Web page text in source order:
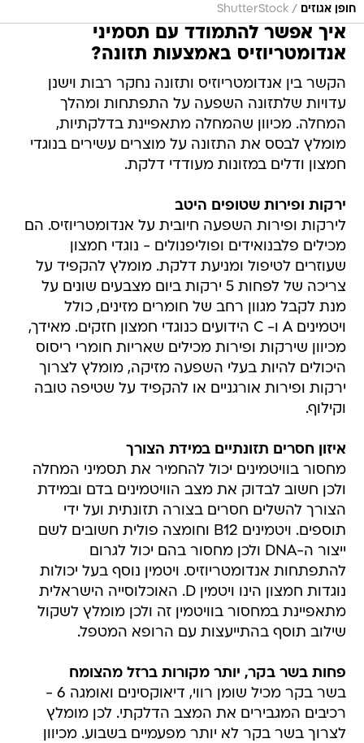
אנדומטריוזיס באמצעות תזונה?
הקשר בין אנדומטריוזיס ותזונה נחקר רבות וישנן
עדויות שלתזונה השפעה על התפתחות ומהלך
המחלה. מכיוון שהמחלה מתאפיינת בדלקתיות,
מומלץ לבסס את התזונה על מוצרים עשירים בנוגדי
חמצון ודלים במזונות מעודדי דלקת.
ירקות ופירות שטופים היטב
מכילים פלבנואידים ופוליפנולים - נוגדי חמצון
שעוזרים לטיפול ומניעת דלקת. מומלץ להקפיד על
צריכה של לפחות 5 ירקות ביום מצבעים שונים על
מנת לקבל מגוון רחב של חומרים מזינים, כולל
ויטמינים A ו- C הידועים כנוגדי חמצון חזקים. מאידך,
מכיוון שירקות ופירות מכילים שאריות חומרי ריסוס
היכולים להיות בעלי השפעה מזיקה, מומלץ לצרוך
ירקות ופירות אורגניים או להקפיד על שטיפה טובה
וקילוף.
איזון חסרים תזונתיים במידת הצורך
ולכן חשוב לבדוק את מצב הוויטמינים בדם ובמידת
הצורך להשלים חסרים בצורה תזונתית ועל ידי
תוספים. ויטמינים B12 וחומצה פולית חשובים לשם
ייצור ה-DNA ולכן מחסור בהם יכול לגרום
להתפתחות אנדומטריוזיס. ויטמין נוסף בעל יכולות
נוגדות חמצון הינו ויטמין D. האוכלוסייה הישראלית
מתאפיינת במחסור בוויטמין זה ולכן מומלץ לשקול
שילוב תוסף בהתייעצות עם הרופא המטפל.
פחות בשר בקר, יותר מקורות ברזל מהצומח
רכיבים המגבירים את המצב הדלקתי. לכן מומלץ
לצרוך בשר בקר לא יותר מפעמיים בשבוע. מכיוון
שנשים עם אנדומטריוזיס נוטות לדימומים כבדים
וארוכים הן עלולות לסבול ממחסור בברזל. לכן,